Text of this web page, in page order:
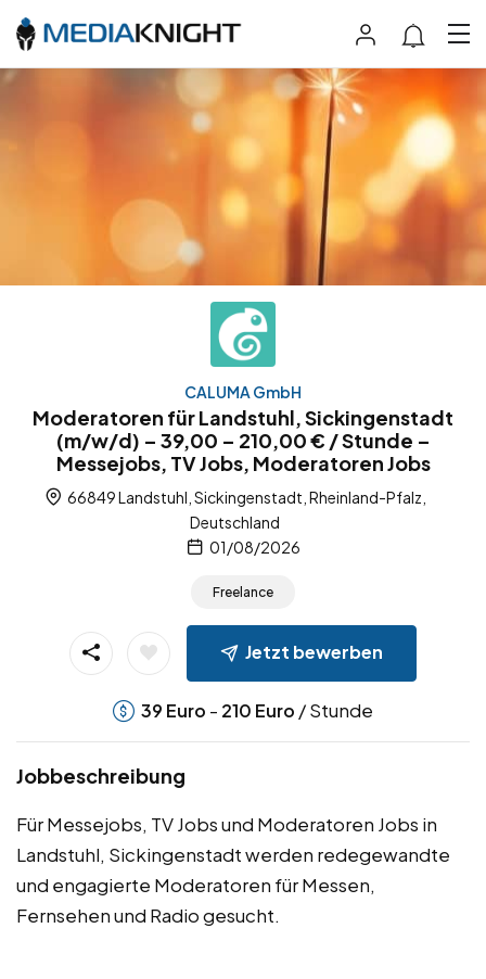
CALUMA GmbH
Moderatoren für Landstuhl, Sickingenstadt
(m/w/d) – 39,00 – 210,00 € / Stunde –
Messejobs, TV Jobs, Moderatoren Jobs
66849 Landstuhl, Sickingenstadt, Rheinland-Pfalz,
Deutschland
01/08/2026
Freelance
Jetzt bewerben
39 Euro - 210 Euro / Stunde
Jobbeschreibung
Für Messejobs, TV Jobs und Moderatoren Jobs in
Landstuhl, Sickingenstadt werden redegewandte
und engagierte Moderatoren für Messen,
Fernsehen und Radio gesucht.